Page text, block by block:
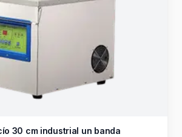
30 cm industrial un banda